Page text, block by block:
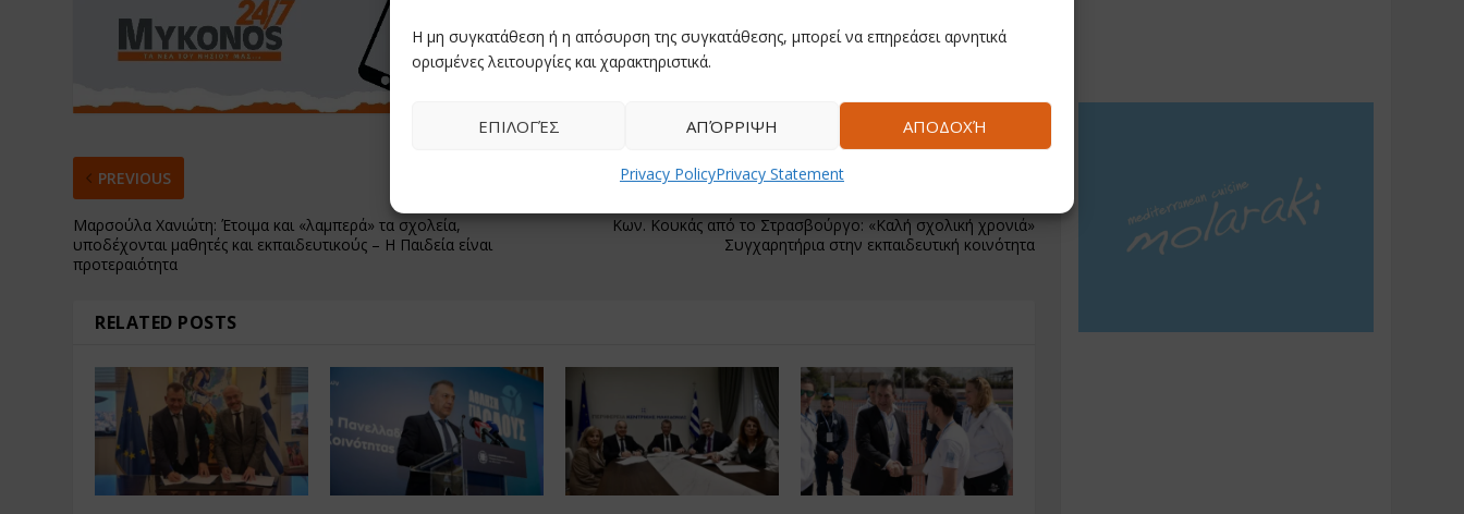
Η μη συγκατάθεση ή η απόσυρση της συγκατάθεσης, μπορεί να επηρεάσει αρνητικά
ορισμένες λειτουργίες και χαρακτηριστικά.
ΑΠΟΔΟΧΉ
ΑΠΌΡΡΙΨΗ
ΕΠΙΛΟΓΈΣ
Privacy PolicyPrivacy Statement
PREVIOUS
Μαρσούλα Χανιώτη: Έτοιμα και «λαμπερά» τα σχολεία,
υποδέχονται μαθητές και εκπαιδευτικούς – Η Παιδεία είναι
προτεραιότητα
Κων. Κουκάς από το Στρασβούργο: «Καλή σχολική χρονιά»
Συγχαρητήρια στην εκπαιδευτική κοινότητα
RELATED POSTS